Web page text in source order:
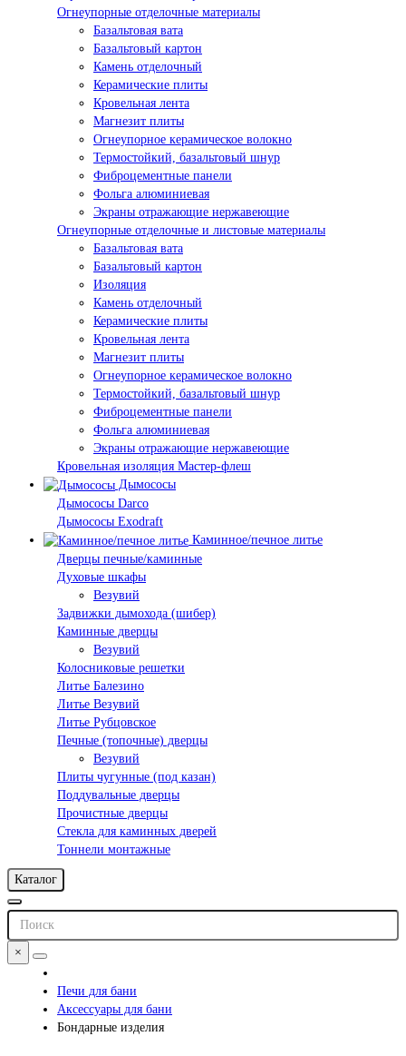
Огнеупорные отделочные материалы
Базальтовая вата
Базальтовый картон
Камень отделочный
Керамические плиты
Кровельная лента
Магнезит плиты
Огнеупорное керамическое волокно
Термостойкий, базальтовый шнур
Фиброцементные панели
Фольга алюминиевая
Экраны отражающие нержавеющие
Огнеупорные отделочные и листовые материалы
Базальтовая вата
Базальтовый картон
Изоляция
Камень отделочный
Керамические плиты
Кровельная лента
Магнезит плиты
Огнеупорное керамическое волокно
Термостойкий, базальтовый шнур
Фиброцементные панели
Фольга алюминиевая
Экраны отражающие нержавеющие
Кровельная изоляция Мастер-флеш
Дымососы
Дымососы Darco
Дымососы Exodraft
Каминное/печное литье
Дверцы печные/каминные
Духовые шкафы
Везувий
Задвижки дымохода (шибер)
Каминные дверцы
Везувий
Колосниковые решетки
Литье Балезино
Литье Везувий
Литье Рубцовское
Печные (топочные) дверцы
Везувий
Плиты чугунные (под казан)
Поддувальные дверцы
Прочистные дверцы
Стекла для каминных дверей
Тоннели монтажные
Каталог
×
Печи для бани
Аксессуары для бани
Бондарные изделия